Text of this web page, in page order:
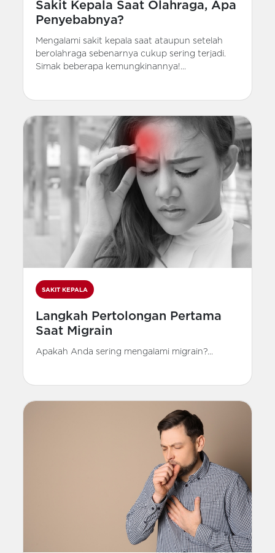
Sakit Kepala Saat Olahraga, Apa
Penyebabnya?
Mengalami sakit kepala saat ataupun setelah
berolahraga sebenarnya cukup sering terjadi.
Simak beberapa kemungkinannya!...
SAKIT KEPALA
Langkah Pertolongan Pertama
Saat Migrain
Apakah Anda sering mengalami migrain?...